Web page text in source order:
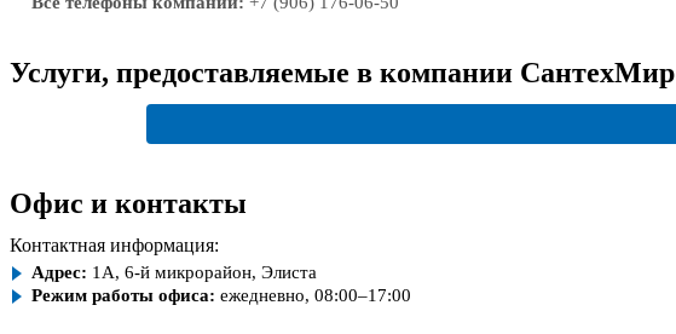
Услуги, предоставляемые в компании СантехМир
Офис и контакты
Контактная информация:
Адрес: 1А, 6-й микрорайон, Элиста
Режим работы офиса: ежедневно, 08:00–17:00